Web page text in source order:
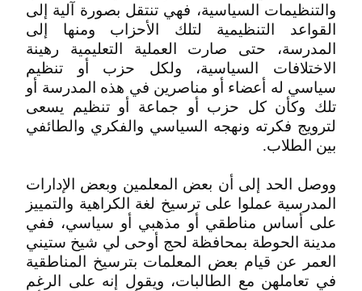
والتنظيمات السياسية، فهي تنتقل بصورة آلية إلى
القواعد التنظيمية لتلك الأحزاب ومنها إلى
المدرسة، حتى صارت العملية التعليمية رهينة
‬بين‮ ‬الطلاب‮.‬
ووصل الحد إلى أن بعض المعلمين وبعض الإدارات
المدرسية عملوا على ترسيخ لغة الكراهية والتمييز
على أساس مناطقي أو مذهبي أو سياسي، ففي
مدينة الحوطة بمحافظة لحج أوحى لي شيخ ستيني
العمر عن قيام بعض المعلمات بترسيخ المناطقية
في تعاملهن مع الطالبات، ويقول إنه على الرغم